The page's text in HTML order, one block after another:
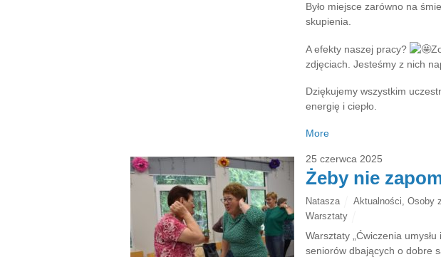
Było miejsce zarówno na
skupienia.
A efekty naszej pracy?
zdjęciach. Jesteśmy z nich
Dziękujemy wszystkim
energię i ciepło.
More
25 czerwca 2025
Żeby nie
Natasza Aktualności Osoby
Warsztaty
Warsztaty „Ćwiczenia
seniorów dbających o dobre